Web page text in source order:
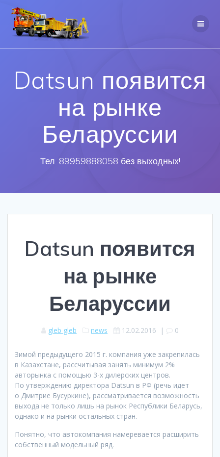
Datsun появится
на рынке
Беларуссии
Тел. 89959888058 без выходных!
Datsun появится
на рынке
Беларуссии
gleb gleb news 12.02.2016 | 0
Зимой предыдущего 2015 г. компания уже закрепилась
в Казахстане, рассчитывая занять минимум 2%
авторынка с помощью 3-х дилерских центров.
По утверждению директора Datsun в РФ (речь идет
о Дмитрие Бусуркине), рассматривается возможность
выхода не только лишь на рынок Республики Беларусь,
однако и на рынки остальных стран.
Понятно, что автокомпания намеревается расширить
собственный модельный ряд.